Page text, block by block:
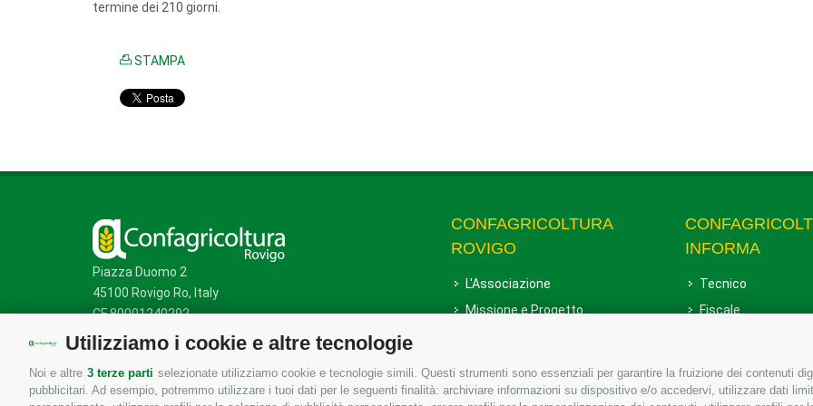
Utilizziamo i cookie e altre tecnologie
Noi e altre 3 terze parti selezionate utilizziamo cookie e tecnologie simili. Questi strumenti sono essenziali per garantire la fruizione dei contenuti
pubblicitari. Ad esempio, potremmo utilizzare i tuoi dati per le seguenti finalità: archiviare informazioni su dispositivo e/o accedervi, utilizzare dati
termine dei 210 giorni.
STAMPA
Piazza Duomo 2
45100 Rovigo Ro, Italy
CF 80001240292
Mappa del sito/Privacy Policy /Cookie Policy
CONFAGRICOLTURA
ROVIGO
L'Associazione
Missione e Progetto
Uffici della Sede provinciale
INFORMA
Tecnico
Fiscale
Associazione